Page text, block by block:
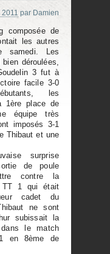
par Damien
composée de
les autres
samedi. Les
déroulées,
3 fut à
facile 3-0
les
1ère place de
équipe très
imposés 3-1
Thibaut et une
surprise
de poule
contre la
TT 1 qui était
cadet du
ne sont
subissait la
le match
1 en 8ème de